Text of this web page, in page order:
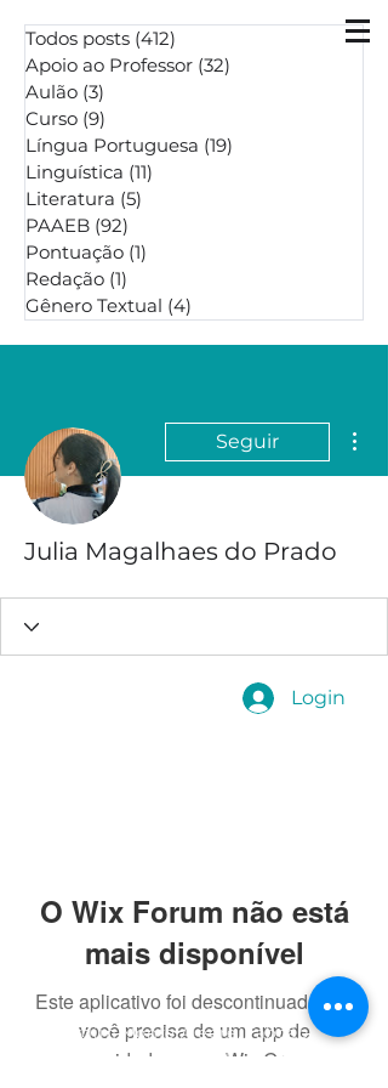
Todos posts (412)
Apoio ao Professor (32)
Aulão (3)
Curso (9)
Língua Portuguesa (19)
Linguística (11)
Literatura (5)
PAAEB (92)
Pontuação (1)
Redação (1)
Gênero Textual (4)
Seguir
Julia Magalhaes do Prado
Login
O Wix Forum não está
mais disponível
Este aplicativo foi descontinuado. Se
você precisa de um app de
comunidade, use o Wix Groups.
© 2025 por Prof. Nelson Jr.
Jardim Monte Alegre, Taboão da
Serra - SP